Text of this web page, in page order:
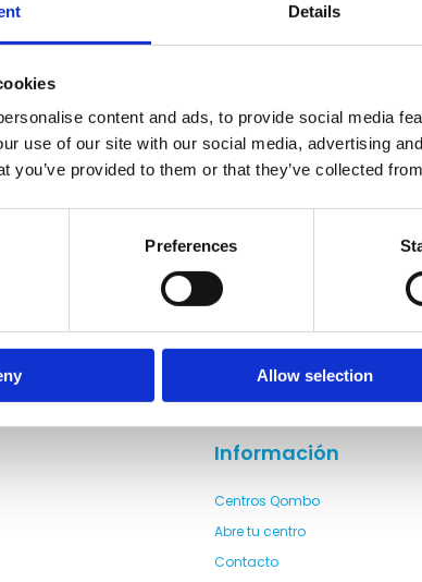
Details
content and ads, to provide social media
use of our site with our social media, advertising
you’ve provided to them or that they’ve collected
Preferences
Allow selection
Información
Centros Qombo
Abre tu centro
Contacto